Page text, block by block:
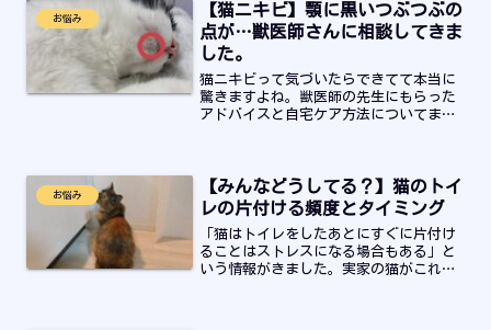
はご覧ください！
お悩み
【猫ニキビ】顎に黒いつぶつぶの
点が…獣医師さんに相談してきま
した。
猫ニキビって気づいたらできてて本当に
驚きますよね。獣医師の先生にもらった
アドバイスと自宅ケア方法についてまと
お悩み
【みんなどうしてる？】猫のトイ
レの片付ける頻度とタイミング
「猫はトイレをしたあとにすぐに片付け
ることはストレスになる場合もある」と
いう情報がきました。実家の猫がこれが